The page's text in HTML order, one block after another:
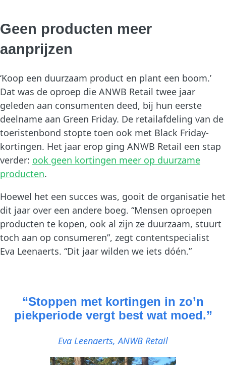
Geen producten meer
aanprijzen
‘Koop een duurzaam product en plant een boom.’
Dat was de oproep die ANWB Retail twee jaar
geleden aan consumenten deed, bij hun eerste
deelname aan Green Friday. De retailafdeling van de
toeristenbond stopte toen ook met Black Friday-
kortingen. Het jaar erop ging ANWB Retail een stap
verder: ook geen kortingen meer op duurzame
producten.
Hoewel het een succes was, gooit de organisatie het
dit jaar over een andere boeg. “Mensen oproepen
producten te kopen, ook al zijn ze duurzaam, stuurt
toch aan op consumeren”, zegt contentspecialist
Eva Leenaerts. “Dit jaar wilden we iets dóén.”
“Stoppen met kortingen in zo’n
piekperiode vergt best wat moed.”
Eva Leenaerts, ANWB Retail